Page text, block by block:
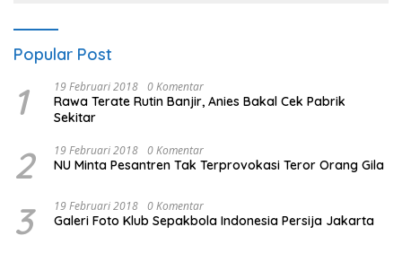
Popular Post
1 19 Februari 2018 0 Komentar
Rawa Terate Rutin Banjir, Anies Bakal Cek Pabrik
Sekitar
2 19 Februari 2018 0 Komentar
NU Minta Pesantren Tak Terprovokasi Teror Orang Gila
3 19 Februari 2018 0 Komentar
Galeri Foto Klub Sepakbola Indonesia Persija Jakarta